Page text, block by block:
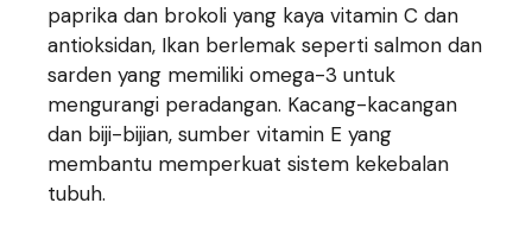
paprika dan brokoli yang kaya vitamin C dan
antioksidan, Ikan berlemak seperti salmon dan
sarden yang memiliki omega-3 untuk
mengurangi peradangan. Kacang-kacangan
dan biji-bijian, sumber vitamin E yang
membantu memperkuat sistem kekebalan
tubuh.